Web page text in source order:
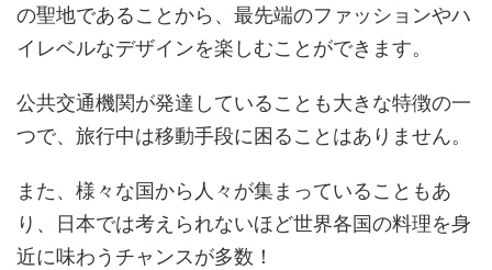
の聖地であることから、最先端のファッションやハ
イレベルなデザインを楽しむことができます。
公共交通機関が発達していることも大きな特徴の一
つで、旅行中は移動手段に困ることはありません。
また、様々な国から人々が集まっていることもあ
り、日本では考えられないほど世界各国の料理を身
近に味わうチャンスが多数！